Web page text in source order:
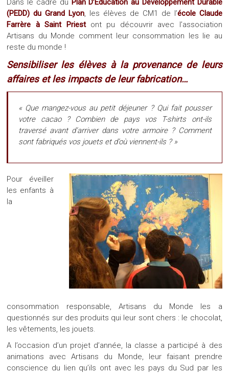
Dans le cadre du Plan D’Education au Développement Durable
(PEDD) du Grand Lyon, les élèves de CM1 de l’école Claude
Farrère à Saint Priestont pu découvrir avec l’association
Artisans du Monde comment leur consommation les lie au
reste du monde !
Sensibiliser les élèves à la provenance de leurs
affaires et les impacts de leur fabrication…
« Que mangez-vous au petit déjeuner ? Qui fait pousser
votre cacao ? Combien de pays vos T-shirts ont-ils
traversé avant d’arriver dans votre armoire ? Comment
sont fabriqués vos jouets et d’où viennent-ils ? »
Pour éveiller
les enfants à
la
consommation responsable, Artisans du Monde les a
questionnés sur des produits qui leur sont chers : le chocolat,
les vêtements, les jouets.
A l’occasion d’un projet d’année, la classe a participé à des
animations avec Artisans du Monde, leur faisant prendre
conscience du lien qu’ils ont avec les pays du Sud par les